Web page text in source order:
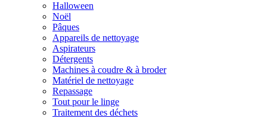
Halloween
Noël
Pâques
Appareils de nettoyage
Aspirateurs
Détergents
Machines à coudre & à broder
Matériel de nettoyage
Repassage
Tout pour le linge
Traitement des déchets